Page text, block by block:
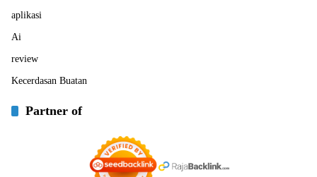
aplikasi
Ai
review
Kecerdasan Buatan
Partner of